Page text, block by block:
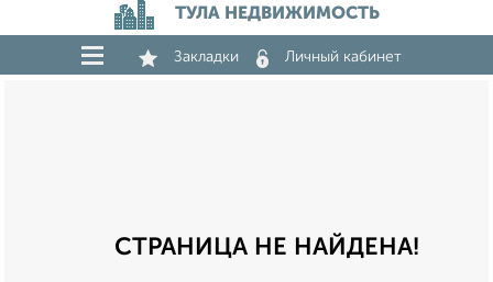
ТУЛА НЕДВИЖИМОСТЬ
Закладки Личный кабинет
СТРАНИЦА НЕ НАЙДЕНА!